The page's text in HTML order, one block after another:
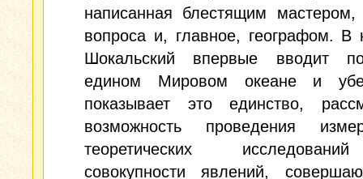
написанная блестящим мастером,
вопроса и, главное, географом.
Шокальский впервые вводит
едином Мировом океане и
показывает это единство,
возможность проведения
теоретических
совокупности явлений,